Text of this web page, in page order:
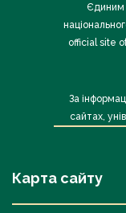
Єдиним
official site
За
сайтах,
Карта сайту